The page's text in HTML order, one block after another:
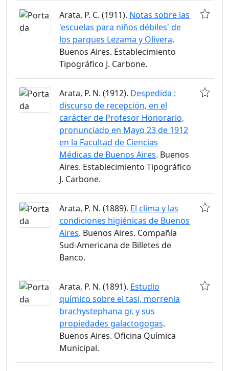
Arata, P. C. (1911). Notas sobre las
'escuelas para niños débiles' de
los parques Lezama y Olivera.
Buenos Aires. Establecimiento
Tipográfico J. Carbone.
Arata, P. N. (1912). Despedida :
discurso de recepción, en el
carácter de Profesor Honorario,
pronunciado en Mayo 23 de 1912
en la Facultad de Ciencias
Médicas de Buenos Aires. Buenos
Aires. Establecimiento Tipográfico
J. Carbone.
Arata, P. N. (1889). El clima y las
condiciones higiénicas de Buenos
Aires. Buenos Aires. Compañía
Sud-Americana de Billetes de
Banco.
Arata, P. N. (1891). Estudio
químico sobre el tasi, morrenia
brachystephana gr. y sus
propiedades galactogogas.
Buenos Aires. Oficina Química
Municipal.